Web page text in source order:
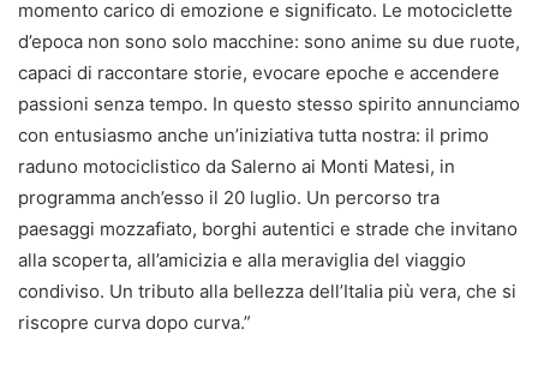
momento carico di emozione e significato. Le motociclette
d’epoca non sono solo macchine: sono anime su due ruote,
capaci di raccontare storie, evocare epoche e accendere
passioni senza tempo. In questo stesso spirito annunciamo
con entusiasmo anche un’iniziativa tutta nostra: il primo
raduno motociclistico da Salerno ai Monti Matesi, in
programma anch’esso il 20 luglio. Un percorso tra
paesaggi mozzafiato, borghi autentici e strade che invitano
alla scoperta, all’amicizia e alla meraviglia del viaggio
condiviso. Un tributo alla bellezza dell’Italia più vera, che si
riscopre curva dopo curva.”